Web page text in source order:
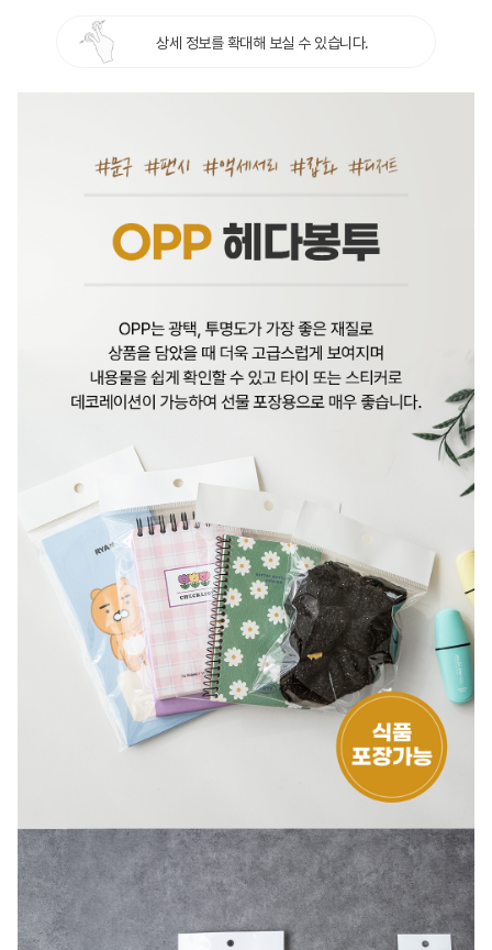
상세 정보를 확대해 보실 수 있습니다.